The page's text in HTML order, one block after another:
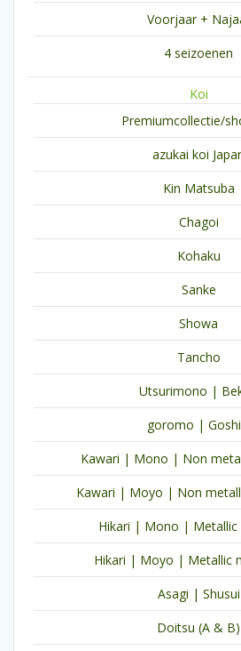
Voorjaar +
4 seizoenen
Koi
Premiumcollectie/
azukai koi
Kin Matsuba
Chagoi
Kohaku
Sanke
Showa
Tancho
Utsurimono |
goromo |
Kawari | Mono | Non
Kawari | Moyo | Non
Hikari | Mono | Metallic
Hikari | Moyo | Metallic
Asagi | Shusui
Doitsu (A & B)